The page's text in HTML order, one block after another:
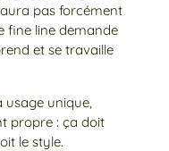
pas forcément
fine line demande
et se travaille
usage unique,
propre : ça doit
le style.